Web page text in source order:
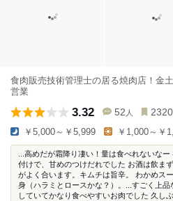
食肉販売技術管理士の居る焼肉店！金
営業
3.32 52 人 2320
￥5,000～￥5,999 ￥1,000～￥
...高めだが霜降り凄い！量は食べれないな
付けで、甘めのつけだれでした お酒は飲ま
がよく合います。キムチは旨辛。 わかめス
身（ハラミとロースかな？）。...すごく上品
していてかなり食べやすいお肉でした 久し